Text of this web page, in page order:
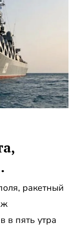
ракетный
в пять утра